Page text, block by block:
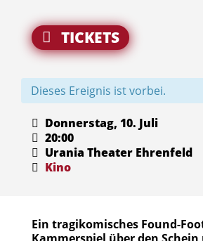
TICKETS
Dieses Ereignis ist vorbei.
Donnerstag, 10. Juli
20:00
Urania Theater Ehrenfeld
Kino
Ein tragikomisches Found-